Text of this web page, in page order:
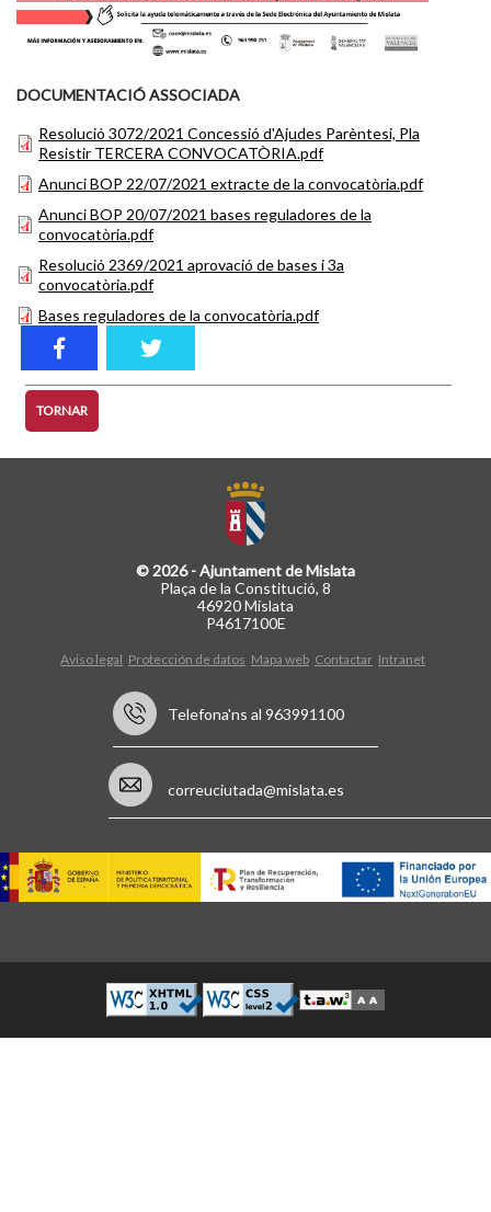
DOCUMENTACIÓ ASSOCIADA
Resolució 3072/2021 Concessió d'Ajudes Parèntesi, Pla
Resistir TERCERA CONVOCATÒRIA.pdf
Anunci BOP 22/07/2021 extracte de la convocatòria.pdf
Anunci BOP 20/07/2021 bases reguladores de la
convocatòria.pdf
Resolució 2369/2021 aprovació de bases i 3a
convocatòria.pdf
Bases reguladores de la convocatòria.pdf
TORNAR
© 2026 - Ajuntament de Mislata
Plaça de la Constitució, 8
46920 Mislata
P4617100E
Aviso legal Protección de datos Mapa web Contactar Intranet
Telefona'ns al 963991100
correuciutada@mislata.es